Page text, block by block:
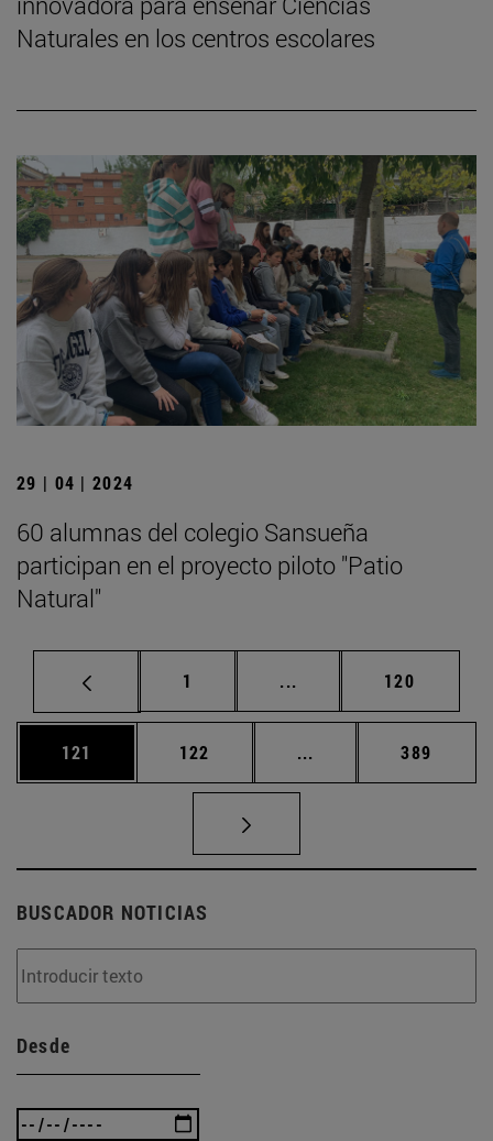
Naturales en los centros escolares
29 | 04 | 2024
60 alumnas del colegio Sansueña
participan en el proyecto piloto "Patio
Natural"
Página
1 ... Páginas intermedias
Página
120
Página
121 Página
122 ... Páginas intermedias
Página
389
BUSCADOR NOTICIAS
Desde